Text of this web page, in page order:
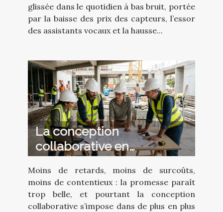
glissée dans le quotidien à bas bruit, portée
par la baisse des prix des capteurs, l’essor
des assistants vocaux et la hausse...
La conception
collaborative en
construction : atout caché
des projets réussis
Moins de retards, moins de surcoûts,
moins de contentieux : la promesse paraît
trop belle, et pourtant la conception
collaborative s’impose dans de plus en plus